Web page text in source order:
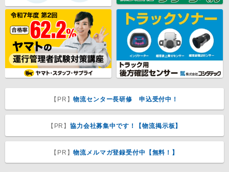
【PR】物流センター長研修 申込受付中！
【PR】協力会社募集中です！【物流掲示板】
【PR】物流メルマガ登録受付中【無料！】